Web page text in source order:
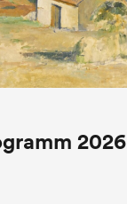
2026